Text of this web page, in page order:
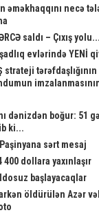
əməkhaqqını necə
saldı – Çıxış yolu...
evlərində YENİ
strateji tərəfdaşlığının
dənizdən boğur: 51
ki...
sərt mesaj
400 dollara yaxınlaşır
başlayacaqlar
öldürülən Azər